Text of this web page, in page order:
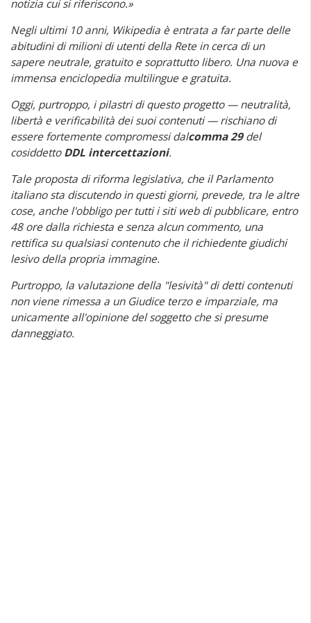
notizia cui si riferiscono.»
Negli ultimi 10 anni, Wikipedia è entrata a far parte delle
abitudini di milioni di utenti della Rete in cerca di un
sapere neutrale, gratuito e soprattutto libero. Una nuova e
immensa enciclopedia multilingue e gratuita.
Oggi, purtroppo, i pilastri di questo progetto — neutralità,
libertà e verificabilità dei suoi contenuti — rischiano di
essere fortemente compromessi dalcomma 29del
cosiddettoDDL intercettazioni.
Tale proposta di riforma legislativa, che il Parlamento
italiano sta discutendo in questi giorni, prevede, tra le altre
cose, anche l'obbligo per tutti i siti web di pubblicare, entro
48 ore dalla richiesta e senza alcun commento, una
rettifica su qualsiasi contenuto che il richiedente giudichi
lesivo della propria immagine.
Purtroppo, la valutazione della "lesività" di detti contenuti
non viene rimessa a un Giudice terzo e imparziale, ma
unicamente all'opinione del soggetto che si presume
danneggiato.